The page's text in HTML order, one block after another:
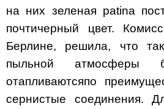
на них зеленая patina
почтичерный цвет.
Берлине, решила, что
пыльной атмосферы
отапливаютсяпо
сернистые соединения.